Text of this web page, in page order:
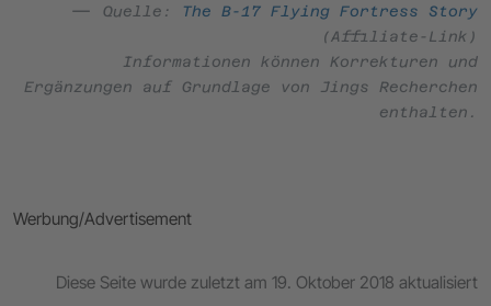
Quelle:
The B-17 Flying Fortress Story
(Affiliate-Link)
Informationen können Korrekturen und
Ergänzungen auf Grundlage von Jings Recherchen
enthalten.
Werbung/Advertisement
Diese Seite wurde zuletzt am 19. Oktober 2018 aktualisiert